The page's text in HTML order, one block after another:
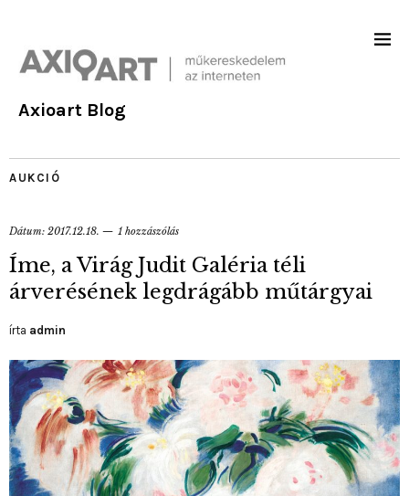
Axioart Blog
AUKCIÓ
Dátum: 2017.12.18. 1 hozzászólás
Íme, a Virág Judit Galéria téli
árverésének legdrágább műtárgyai
írta admin